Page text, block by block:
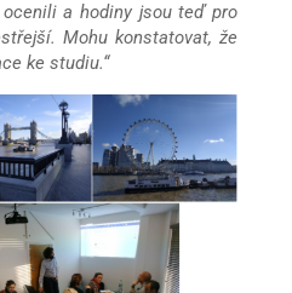
a hodiny jsou teď pro
Mohu konstatovat, že
ke studiu.“